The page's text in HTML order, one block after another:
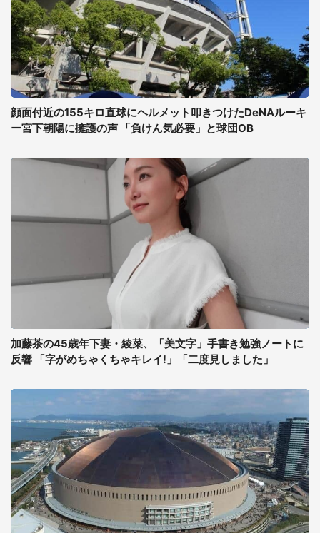
顔面付近の155キロ直球にヘルメット叩きつけたDeNAルーキ
ー宮下朝陽に擁護の声 「負けん気必要」と球団OB
加藤茶の45歳年下妻・綾菜、「美文字」手書き勉強ノートに
反響 「字がめちゃくちゃキレイ!」「二度見しました」